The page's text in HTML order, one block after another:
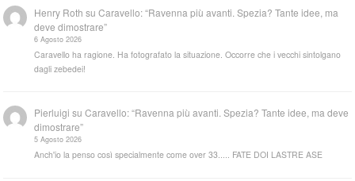
Henry Roth suCaravello: “Ravenna più avanti. Spezia? Tante idee, ma
deve dimostrare”
6 Agosto 2026
Caravello ha ragione. Ha fotografato la situazione. Occorre che i vecchi sintolgano
dagli zebedei!
Pierluigi suCaravello: “Ravenna più avanti. Spezia? Tante idee, ma deve
dimostrare”
5 Agosto 2026
Anch'io la penso così specialmente come over 33..... FATE DOI LASTRE ASE